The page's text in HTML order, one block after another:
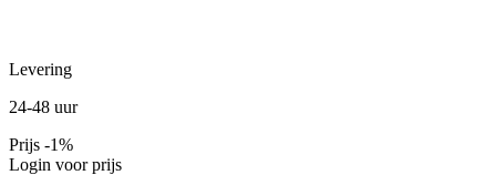
Levering
24-48 uur
Prijs -1%
Login voor prijs